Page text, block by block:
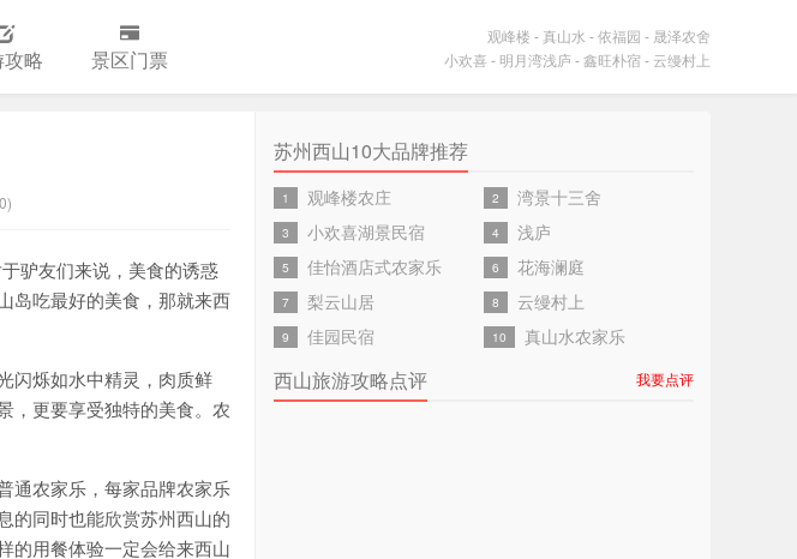
略 景区门票
观峰楼 - 真山水 -依福园 - 晟泽农舍
小欢喜- 明月湾浅庐 -鑫旺朴宿- 云缦村上
驴友们来说，美食的诱惑
岛吃最好的美食，那就来西
闪烁如水中精灵，肉质鲜
，更要享受独特的美食。农
通农家乐，每家品牌农家乐
的同时也能欣赏苏州西山的
的用餐体验一定会给来西山
苏州西山10大品牌推荐
1 观峰楼农庄 2 湾景十三舍
3 小欢喜湖景民宿 4 浅庐
5 佳怡酒店式农家乐 6 花海澜庭
7 梨云山居 8 云缦村上
9 佳园民宿 10 真山水农家乐
西山旅游攻略点评 我要点评